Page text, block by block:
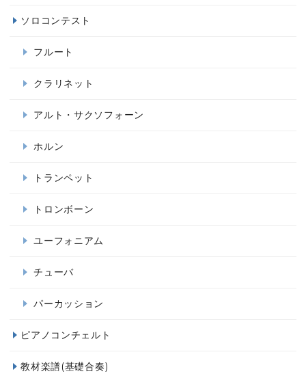
ソロコンテスト
フルート
クラリネット
アルト・サクソフォーン
ホルン
トランペット
トロンボーン
ユーフォニアム
チューバ
パーカッション
ピアノコンチェルト
教材楽譜(基礎合奏)